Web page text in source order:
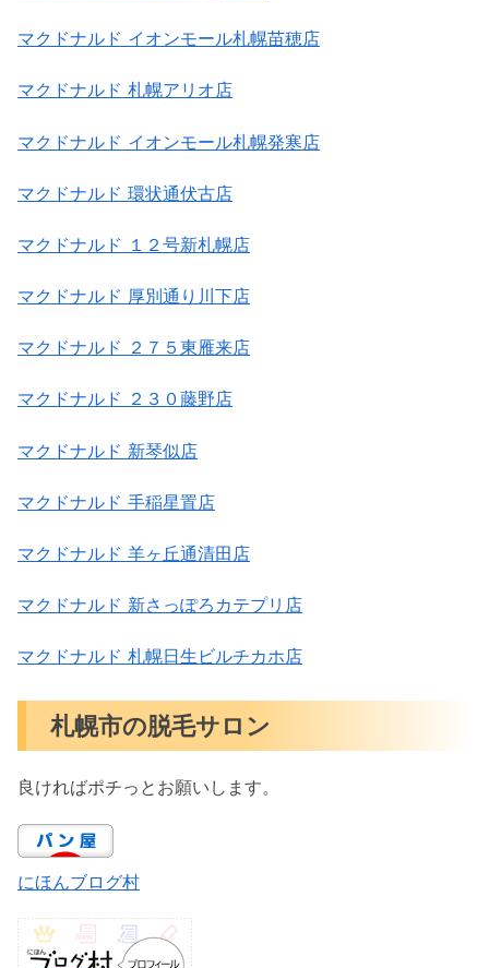
マクドナルド イオンモール札幌苗穂店
マクドナルド 札幌アリオ店
マクドナルド イオンモール札幌発寒店
マクドナルド 環状通伏古店
マクドナルド １２号新札幌店
マクドナルド 厚別通り川下店
マクドナルド ２７５東雁来店
マクドナルド ２３０藤野店
マクドナルド 新琴似店
マクドナルド 手稲星置店
マクドナルド 羊ヶ丘通清田店
マクドナルド 新さっぽろカテプリ店
マクドナルド 札幌日生ビルチカホ店
札幌市の脱毛サロン
良ければポチっとお願いします。
にほんブログ村